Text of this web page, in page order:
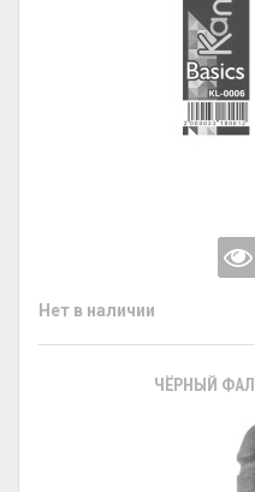
Нет в наличии
ЧЁРНЫЙ